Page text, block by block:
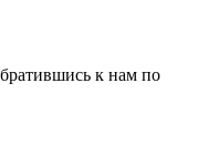
к нам по